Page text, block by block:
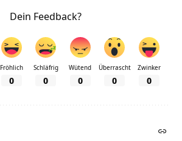
Dein Feedback?
Fröhlich
0
Schläfrig
0
Wütend
0
Überrascht
0
Zwinker
0